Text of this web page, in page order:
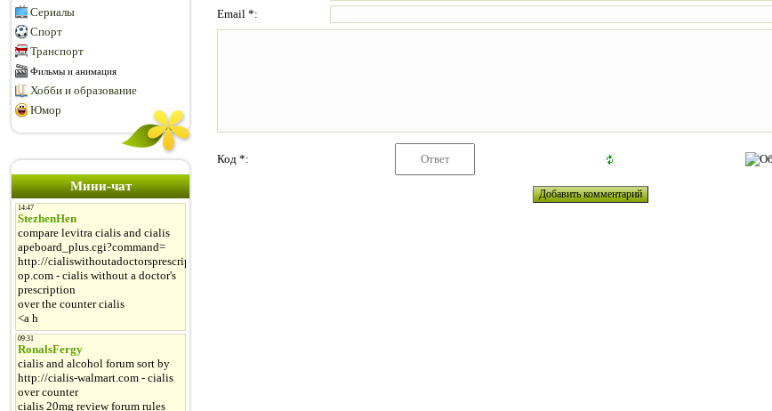
Сериалы
Спорт
Транспорт
Фильмы и анимация
Хобби и образование
Юмор
Мини-чат
Email *:
Код *: